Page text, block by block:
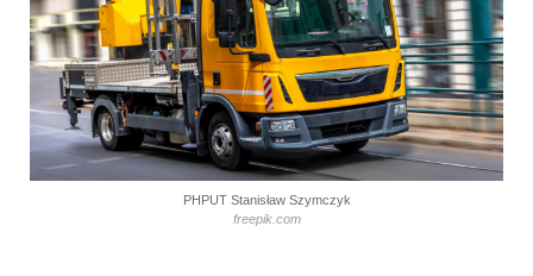
PHPUT Stanisław Szymczyk
freepik.com